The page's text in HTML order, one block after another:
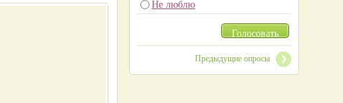
Не люблю
Голосовать
Предыдущие опросы